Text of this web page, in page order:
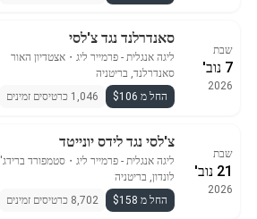
שבת
7 נוב'
2026
סאנדרלנד נגד צ'לסי
ליגה אנגלית - פרמייר ליג ・ אצטדיון האור
סאנדרלנד, בריטניה
החל מ $106
1,046 כרטיסים זמינים
שבת
21 נוב'
2026
צ'לסי נגד לידס יונייטד
ליגה אנגלית - פרמייר ליג ・ סטמפורד ברידג'
לונדון, בריטניה
החל מ $158
8,702 כרטיסים זמינים